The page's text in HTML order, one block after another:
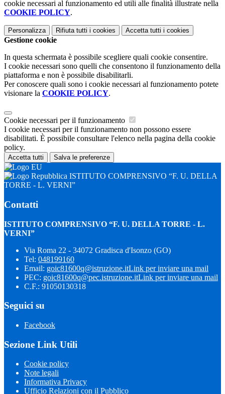
cookie necessari al funzionamento ed utili alle finalità illustrate nella
COOKIE POLICY.
Personalizza Rifiuta tutti i cookies Accetta tutti i cookies
Gestione cookie
In questa schermata è possibile scegliere quali cookie consentire.
I cookie necessari sono quelli che consentono il funzionamento della
piattaforma e non è possibile disabilitarli.
Per conoscere quali sono i cookie necessari al funzionamento potete
visionare la COOKIE POLICY.
Cookie necessari per il funzionamento
I cookie necessari per il funzionamento non possono essere
disabilitati. È possibile consultare l'elenco nella pagina della cookie
policy.
Accetta tutti Salva le preferenze
ISTITUTO COMPRENSIVO “F. U. DELLA
TORRE - L. VERNI”
Contatti
ISTITUTO COMPRENSIVO “F. U. DELLA TORRE - L.
VERNI”
Via Roma 22 - 34072 Gradisca d'Isonzo (GO)
Tel: 048199160
Email: goic81600q@istruzione.itLink per inviare una mail
PEC: goic81600q@pec.istruzione.itLink per inviare una mail
C.F.: 91050130318
Seguici su
Facebook
Sezione Link Utili
Cookie policy
Note legali
Informativa Privacy
Ufficio Relazioni con il Pubblico